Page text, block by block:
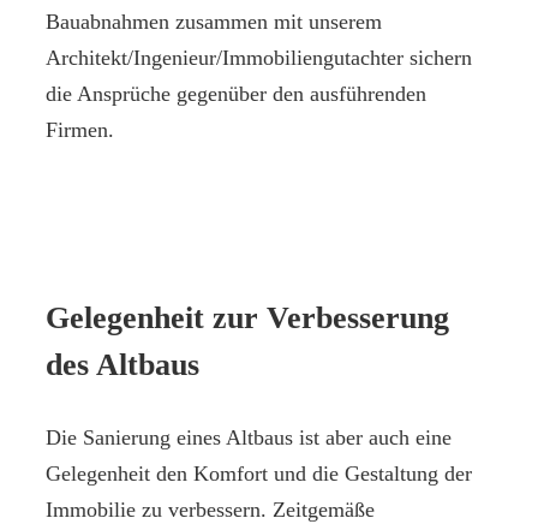
Bauabnahmen zusammen mit unserem
Architekt/Ingenieur/Immobiliengutachter sichern
die Ansprüche gegenüber den ausführenden
Firmen.
Gelegenheit zur Verbesserung
des Altbaus
Die Sanierung eines Altbaus ist aber auch eine
Gelegenheit den Komfort und die Gestaltung der
Immobilie zu verbessern. Zeitgemäße